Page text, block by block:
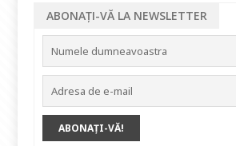
ABONAȚI-VĂ LA NEWSLETTER